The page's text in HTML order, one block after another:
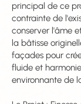
principal de ce
contrainte de
conserver l'âme
la bâtisse
façades pour
fluide et
environnante de